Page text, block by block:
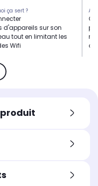
ça sert ?
d'appareils sur son
tout en limitant les
Wifi
l x h x p
2.7 x 10 cm
A